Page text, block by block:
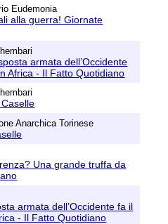
Eudemonia
alla guerra! Giornate
armata dell’Occidente
Africa - Il Fatto Quotidiano
Anarchica Torinese
Una grande truffa da
armata dell’Occidente fa il
- Il Fatto Quotidiano